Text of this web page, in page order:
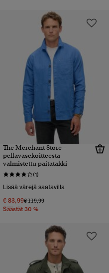
The Merchant Store –
pellavasekoitteesta
valmistettu paitatakki
(1)
Lisää värejä saatavilla
€ 83,99Hinta alennettu hinnasta
€ 119,99hintaan
Säästät 30 %